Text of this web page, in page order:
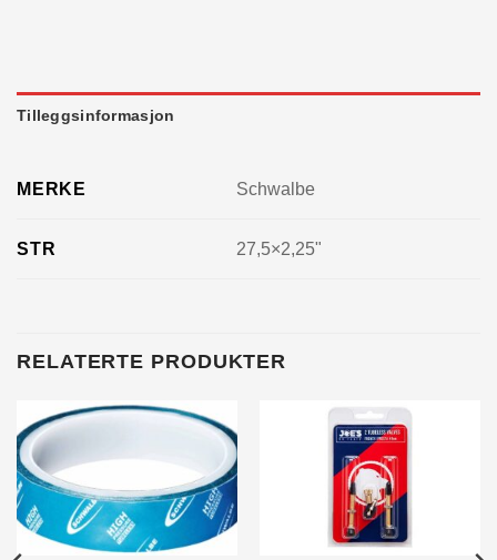
Tilleggsinformasjon
MERKE Schwalbe
STR 27,5×2,25"
RELATERTE PRODUKTER